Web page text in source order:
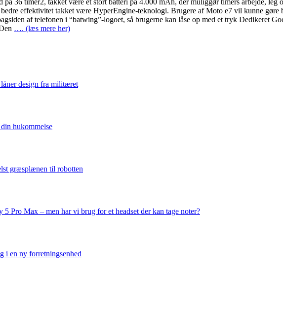
på 36 timer2, takket være et stort batteri på 4.000 mAh, der muliggør timers arbejde, leg
effektivitet takket være HyperEngine-teknologi. Brugere af Moto e7 vil kunne gøre
af telefonen i “batwing”-logoet, så brugerne kan låse op med et tryk Dedikeret
…. (læs mere her)
design fra militæret
hukommelse
græsplænen til robotten
Pro Max – men har vi brug for et headset der kan tage noter?
i en ny forretningsenhed